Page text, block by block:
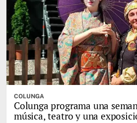
COLUNGA
Colunga programa una
música, teatro y una